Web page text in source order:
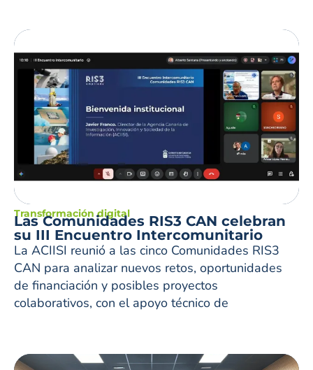
Transformación digital
Las Comunidades RIS3 CAN celebran
su III Encuentro Intercomunitario
La ACIISI reunió a las cinco Comunidades RIS3
CAN para analizar nuevos retos, oportunidades
de financiación y posibles proyectos
colaborativos, con el apoyo técnico de